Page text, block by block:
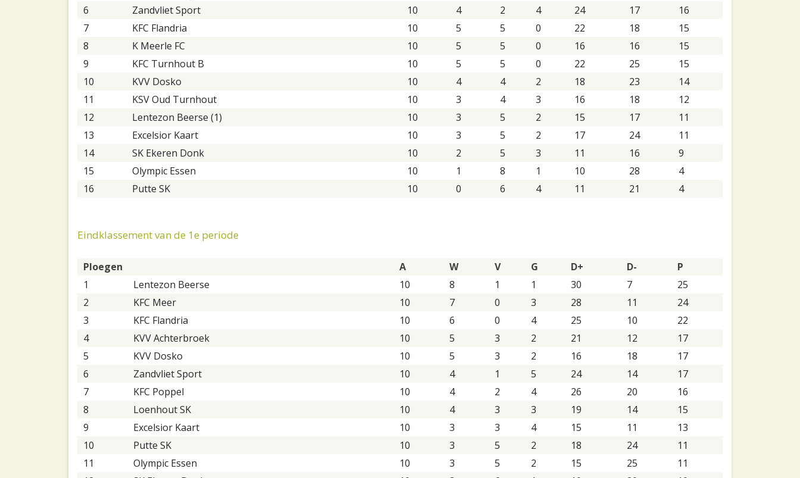
6
Zandvliet Sport 10 4 2 4 24 17
16
7
KFC Flandria 10 5 5 0 22 18
15
8
K Meerle FC 10 5 5 0 16 16
15
9
KFC Turnhout B 10 5 5 0 22 25
15
10
KVV Dosko 10 4 4 2 18 23
14
11
KSV Oud Turnhout 10 3 4 3 16 18
12
12
Lentezon Beerse (1) 10 3 5 2 15 17
11
13
Excelsior Kaart 10 3 5 2 17 24
11
14
SK Ekeren Donk 10 2 5 3 11 16
9
15
Olympic Essen 10 1 8 1 10 28
4
16
Putte SK 10 0 6 4 11 21 4
Eindklassement van de 1e periode
Ploegen A W V G D+ D-
P
1
Lentezon Beerse 10 8 1 1 30 7
25
2
KFC Meer 10 7 0 3 28 11
24
3
KFC Flandria 10 6 0 4 25 10
22
4
KVV Achterbroek 10 5 3 2 21 12
17
5
KVV Dosko 10 5 3 2 16 18
17
6
Zandvliet Sport 10 4 1 5 24 14
17
7
KFC Poppel 10 4 2 4 26 20
16
8
Loenhout SK 10 4 3 3 19 14
15
9
Excelsior Kaart 10 3 3 4 15 11
13
10
Putte SK 10 3 5 2 18 24
11
11
Olympic Essen 10 3 5 2 15 25
11